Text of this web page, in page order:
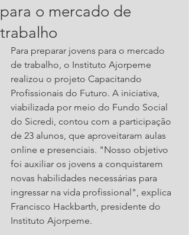
para o mercado de
trabalho
Para preparar jovens para o mercado
de trabalho, o Instituto Ajorpeme
realizou o projeto Capacitando
Profissionais do Futuro. A iniciativa,
viabilizada por meio do Fundo Social
do Sicredi, contou com a participação
de 23 alunos, que aproveitaram aulas
online e presenciais. "Nosso objetivo
foi auxiliar os jovens a conquistarem
novas habilidades necessárias para
ingressar na vida profissional", explica
Francisco Hackbarth, presidente do
Instituto Ajorpeme.